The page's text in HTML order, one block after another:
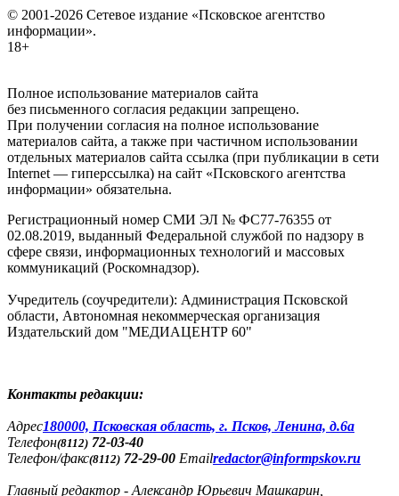
© 2001-2026 Сетевое издание «Псковское агентство
информации».
18+
Полное использование материалов сайта
без письменного согласия редакции запрещено.
При получении согласия на полное использование
материалов сайта, а также при частичном использовании
отдельных материалов сайта ссылка (при публикации в сети
Internet — гиперссылка) на сайт «Псковского агентства
информации» обязательна.
Регистрационный номер СМИ ЭЛ № ФС77-76355 от
02.08.2019, выданный Федеральной службой по надзору в
сфере связи, информационных технологий и массовых
коммуникаций (Роскомнадзор).
Учредитель (соучредители): Администрация Псковской
области, Автономная некоммерческая организация
Издательский дом "МЕДИАЦЕНТР 60"
Контакты редакции:
Адреc180000, Псковская область, г. Псков, Ленина, д.6а
Телефон(8112) 72-03-40
Телефон/факс(8112) 72-29-00 Emailredactor@informpskov.ru
Главный редактор - Александр Юрьевич Машкарин,